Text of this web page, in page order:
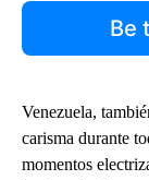
Be
Venezuela,
carisma durante
momentos